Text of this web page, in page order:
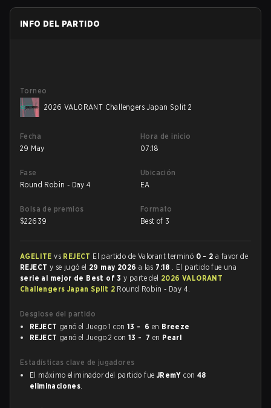
INFO DEL PARTIDO
Torneo
2026 VALORANT Challengers Japan Split 2
Fecha
29 May
Hora de inicio
07:18
Fase
Round Robin - Day 4
Ubicación
EA
Bolsa de premios
$22639
Formato
Best of 3
AGELITEvs REJECT El partido de Valorant terminó 0 - 2 a favor de
REJECT y se jugó el 29 may 2026 a las 7:18 . El partido fue una
serie al mejor de Best of 3y parte del 2026 VALORANT
Challengers Japan Split 2 Round Robin - Day 4.
Desglose del partido
REJECT ganó el Juego 1 con 13 - 6 en Breeze
REJECT ganó el Juego 2 con 13 - 7 en Pearl
Estadísticas clave de jugadores
El máximo eliminador del partido fue JRemY con 48
eliminaciones.